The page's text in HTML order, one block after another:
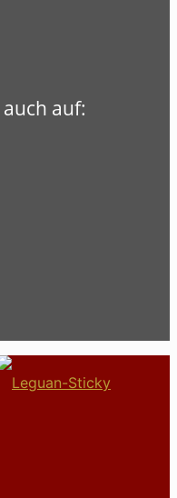
auf: